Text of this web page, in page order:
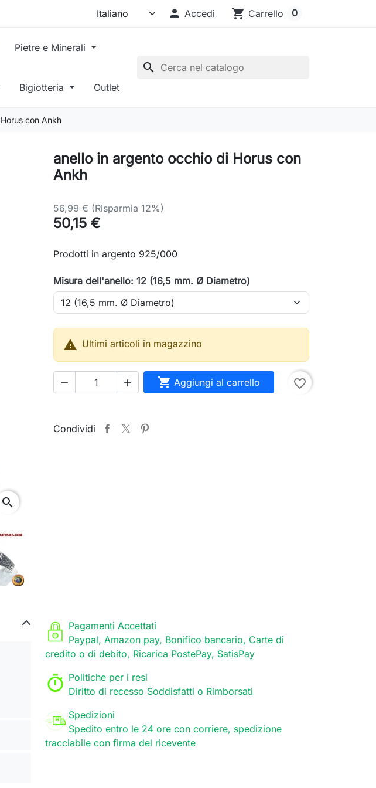
 Accedi shopping_cart Carrello 0
Pietre e Minerali
Bigiotteria Outlet
search
con Ankh
search
anello in argento occhio di Horus con
Ankh
56,99 € (Risparmia 12%)
50,15 €
Prodotti in argento 925/000
Misura dell'anello: 12 (16,5 mm. Ø Diametro)
 Ultimi articoli in magazzino
   Aggiungi al carrello favorite_border
Condividi
Pagamenti Accettati
Paypal, Amazon pay, Bonifico bancario, Carte di
credito o di debito, Ricarica PostePay, SatisPay
Politiche per i resi
Diritto di recesso Soddisfatti o Rimborsati
Spedizioni
Spedito entro le 24 ore con corriere, spedizione
tracciabile con firma del ricevente